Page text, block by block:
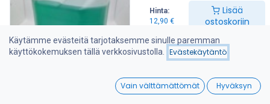
Hinta:
12,90 €
Lisää
ostoskoriin
Wishlist
ja diesel moottoreiden jäähdytyjärjestelmiin.
Täyttää BS6580:1992- standardin vaatimukset. Sisältää
inhibiittejä ruostumista ja vaahtoamista vastaan.
Sekoitetaan suhteessa 1:1 jolloin pakkasenkestävyys on -36°C.
Käytämme evästeitä tarjotaksemme sinulle paremman
käyttökokemuksen tällä verkkosivustolla.
Evästekäytäntö
Vain välttämättömät Hyväksyn